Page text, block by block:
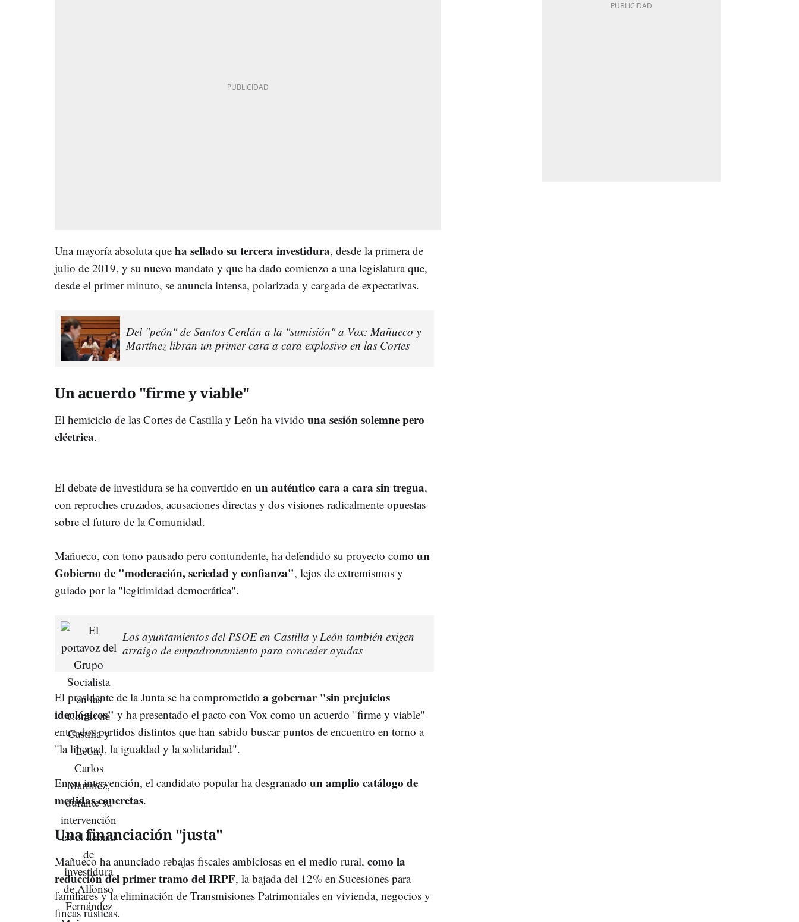
Una mayoría absoluta que ha sellado su tercera investidura, desde la primera de
julio de 2019, y su nuevo mandato y que ha dado comienzo a una legislatura que,
desde el primer minuto, se anuncia intensa, polarizada y cargada de expectativas.
Del "peón" de Santos Cerdán a la "sumisión" a Vox: Mañueco y
Martínez libran un primer cara a cara explosivo en las Cortes
Un acuerdo "firme y viable"
El hemiciclo de las Cortes de Castilla y León ha vivido una sesión solemne pero
eléctrica.
El debate de investidura se ha convertido en un auténtico cara a cara sin tregua,
con reproches cruzados, acusaciones directas y dos visiones radicalmente opuestas
sobre el futuro de la Comunidad.
Mañueco, con tono pausado pero contundente, ha defendido su proyecto como un
Gobierno de "moderación, seriedad y confianza", lejos de extremismos y
guiado por la "legitimidad democrática".
Los ayuntamientos del PSOE en Castilla y León también exigen
arraigo de empadronamiento para conceder ayudas
El presidente de la Junta se ha comprometido a gobernar "sin prejuicios
ideológicos" y ha presentado el pacto con Vox como un acuerdo "firme y viable"
entre dos partidos distintos que han sabido buscar puntos de encuentro en torno a
"la libertad, la igualdad y la solidaridad".
En su intervención, el candidato popular ha desgranado un amplio catálogo de
medidas concretas.
Una financiación "justa"
Mañueco ha anunciado rebajas fiscales ambiciosas en el medio rural, como la
reducción del primer tramo del IRPF, la bajada del 12% en Sucesiones para
familiares y la eliminación de Transmisiones Patrimoniales en vivienda, negocios y
fincas rústicas.